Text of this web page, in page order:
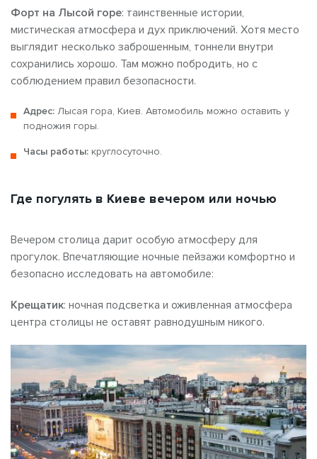
Форт на Лысой горе: таинственные истории,
мистическая атмосфера и дух приключений. Хотя место
выглядит несколько заброшенным, тоннели внутри
сохранились хорошо. Там можно побродить, но с
соблюдением правил безопасности.
Адрес: Лысая гора, Киев. Автомобиль можно оставить у
подножия горы.
Часы работы: круглосуточно.
Где погулять в Киеве вечером или ночью
Вечером столица дарит особую атмосферу для
прогулок. Впечатляющие ночные пейзажи комфортно и
безопасно исследовать на автомобиле:
Крещатик: ночная подсветка и оживленная атмосфера
центра столицы не оставят равнодушным никого.